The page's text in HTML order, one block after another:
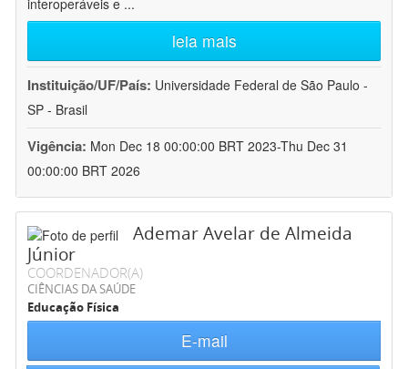
interoperáveis e ...
leia mais
Instituição/UF/País: Universidade Federal de São Paulo -
SP - Brasil
Vigência: Mon Dec 18 00:00:00 BRT 2023-Thu Dec 31
00:00:00 BRT 2026
Ademar Avelar de Almeida
Júnior
COORDENADOR(A)
CIÊNCIAS DA SAÚDE
Educação Física
E-mail